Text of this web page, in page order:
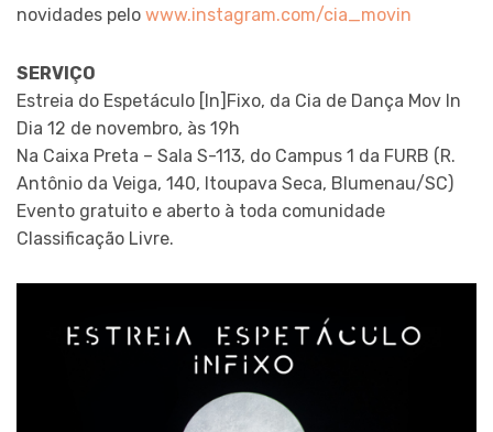
novidades pelo www.instagram.com/cia_movin
SERVIÇO
Estreia do Espetáculo [In]Fixo, da Cia de Dança Mov In
Dia 12 de novembro, às 19h
Na Caixa Preta – Sala S-113, do Campus 1 da FURB (R.
Antônio da Veiga, 140, Itoupava Seca, Blumenau/SC)
Evento gratuito e aberto à toda comunidade
Classificação Livre.